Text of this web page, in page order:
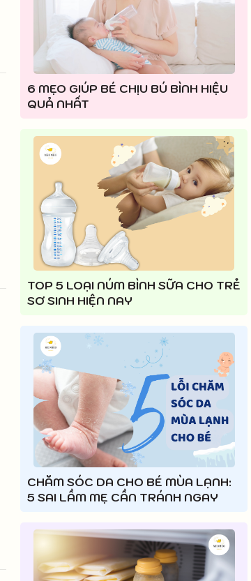
6 MẸO GIÚP BÉ CHỊU BÚ BÌNH HIỆU
QUẢ NHẤT
TOP 5 LOẠI NÚM BÌNH SỮA CHO TRẺ
SƠ SINH HIỆN NAY
CHĂM SÓC DA CHO BÉ MÙA LẠNH:
5 SAI LẦM MẸ CẦN TRÁNH NGAY